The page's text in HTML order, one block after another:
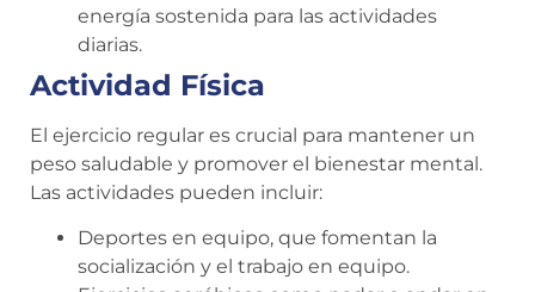
energía sostenida para las actividades
diarias.
Actividad Física
El ejercicio regular es crucial para mantener un
peso saludable y promover el bienestar mental.
Las actividades pueden incluir:
Deportes en equipo, que fomentan la
socialización y el trabajo en equipo.